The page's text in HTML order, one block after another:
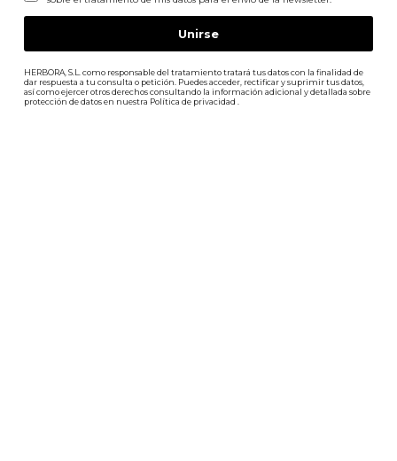
HERBORA, S.L. como responsable del tratamiento tratará tus datos con la finalidad de
dar respuesta a tu consulta o petición. Puedes acceder, rectificar y suprimir tus datos,
así como ejercer otros derechos consultando la información adicional y detallada sobre
protección de datos en nuestra Política de privacidad